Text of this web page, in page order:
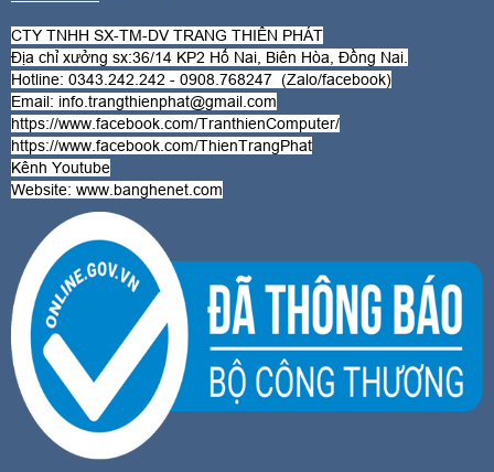
CTY TNHH SX-TM-DV TRANG THIÊN PHÁT
Địa chỉ xưởng sx:36/14 KP2 Hố Nai, Biên Hòa, Đồng Nai.
Hotline: 0343.242.242 - 0908.768247 (Zalo/facebook)
Email: info.trangthienphat@gmail.com
https://www.facebook.com/TranthienComputer/
https://www.facebook.com/ThienTrangPhat
Kênh Youtube
Website: www.banghenet.com